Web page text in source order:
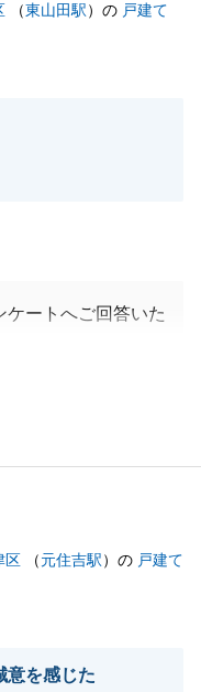
す。
（東山田駅）の 戸建て
ケートへご回答いた
力のおかげでござ
付けください。
り申し上げます。
区 （元住吉駅）の 戸建て
意を感じた